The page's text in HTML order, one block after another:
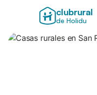
clubrural
de Holidu